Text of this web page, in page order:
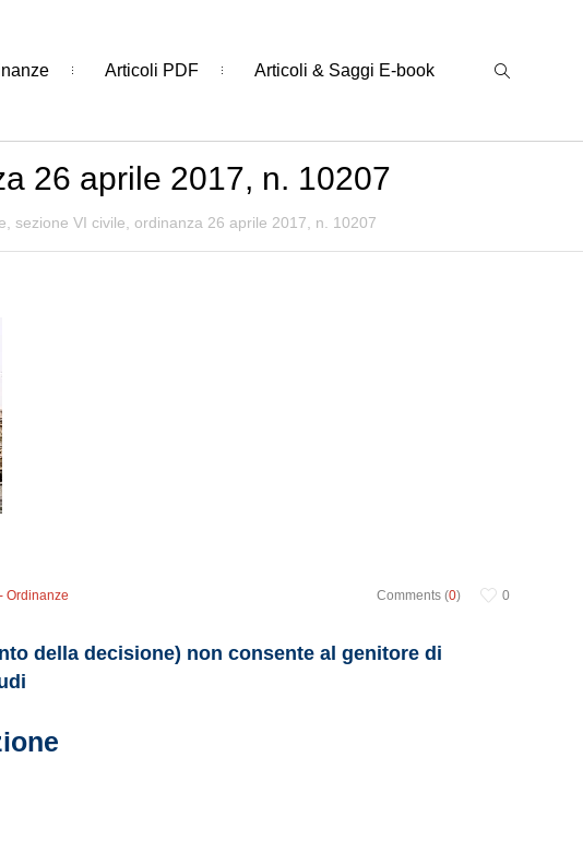
Articoli PDF Articoli & Saggi E-book
26 aprile 2017, n. 10207
sezione VI civile, ordinanza 26 aprile 2017, n. 10207
Comments (0) 0
Ordinanze
della decisione) non consente al genitore di